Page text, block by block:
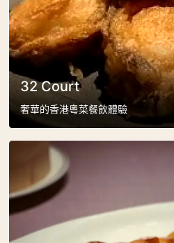
32 Court
奢華的香港粵菜餐飲體驗